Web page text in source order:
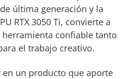
última generación y la
RTX 3050 Ti, convierte a
confiable tanto
el trabajo creativo.
en un producto que aporte